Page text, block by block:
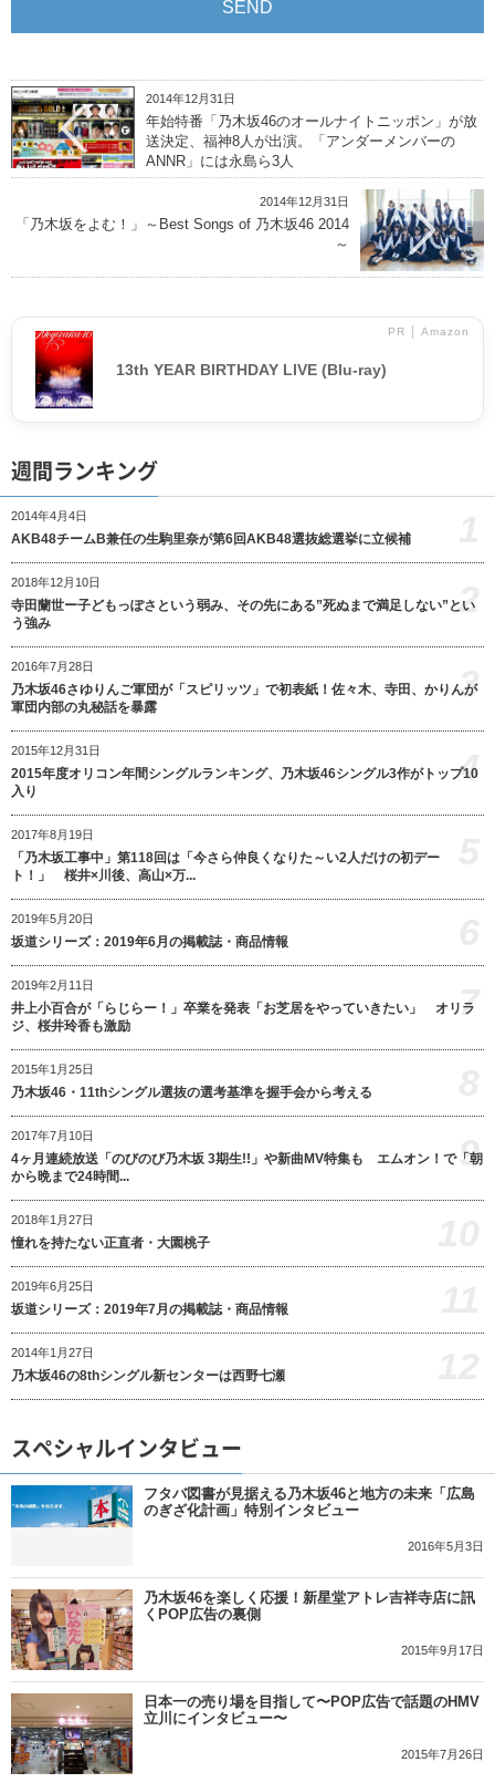
2014年12月31日
年始特番「乃木坂46のオールナイトニッポン」が放
送決定、福神8人が出演。「アンダーメンバーの
ANNR」には永島ら3人
2014年12月31日
「乃木坂をよむ！」～Best Songs of 乃木坂46 2014
～
PR │ Amazon
13th YEAR BIRTHDAY LIVE (Blu-ray)
週間ランキング
2014年4月4日
AKB48チームB兼任の生駒里奈が第6回AKB48選抜総選挙に立候補
2018年12月10日
寺田蘭世ー子どもっぽさという弱み、その先にある”死ぬまで満足しない”とい
う強み
2
2016年7月28日
乃木坂46さゆりんご軍団が「スピリッツ」で初表紙！佐々木、寺田、かりんが
軍団内部の丸秘話を暴露
3
2015年12月31日
2015年度オリコン年間シングルランキング、乃木坂46シングル3作がトップ10
入り
4
2017年8月19日
「乃木坂工事中」第118回は「今さら仲良くなりた～い2人だけの初デー
ト！」 桜井×川後、高山×万...
2019年5月20日
坂道シリーズ：2019年6月の掲載誌・商品情報
2019年2月11日
井上小百合が「らじらー！」卒業を発表「お芝居をやっていきたい」 オリラ
ジ、桜井玲香も激励
7
2015年1月25日
乃木坂46・11thシングル選抜の選考基準を握手会から考える
2017年7月10日
4ヶ月連続放送「のびのび乃木坂 3期生!!」や新曲MV特集も エムオン！で「朝
から晩まで24時間...
9
2018年1月27日
憧れを持たない正直者・大園桃子
2019年6月25日
坂道シリーズ：2019年7月の掲載誌・商品情報
2014年1月27日
乃木坂46の8thシングル新センターは西野七瀬
スペシャルインタビュー
フタバ図書が見据える乃木坂46と地方の未来「広島
のぎざ化計画」特別インタビュー
2016年5月3日
乃木坂46を楽しく応援！新星堂アトレ吉祥寺店に訊
くPOP広告の裏側
2015年9月17日
日本一の売り場を目指して〜POP広告で話題のHMV
立川にインタビュー〜
2015年7月26日